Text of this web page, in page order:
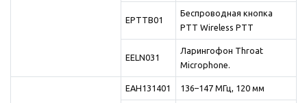
EPTTB01
Беспроводная кнопка
PTT Wireless PTT
EELN031
Ларингофон Throat
Microphone.
EAH131401 136–147 МГц, 120 мм